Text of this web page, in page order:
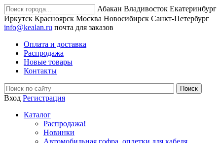
Абакан Владивосток Екатеринбург
Иркутск Красноярск Москва Новосибирск Санкт-Петербург
info@kealan.ru почта для заказов
Оплата и доставка
Распродажа
Новые товары
Контакты
Вход Регистрация
Каталог
Распродажа!
Новинки
Автомобильная гофра, оплетки для кабеля,